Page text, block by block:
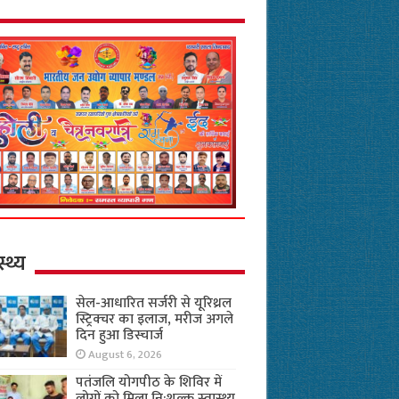
सेल-आधारित सर्जरी से यूरिथ्रल
स्ट्रिक्चर का इलाज, मरीज अगले
दिन हुआ डिस्चार्ज
August 6, 2026
पतंजलि योगपीठ के शिविर में